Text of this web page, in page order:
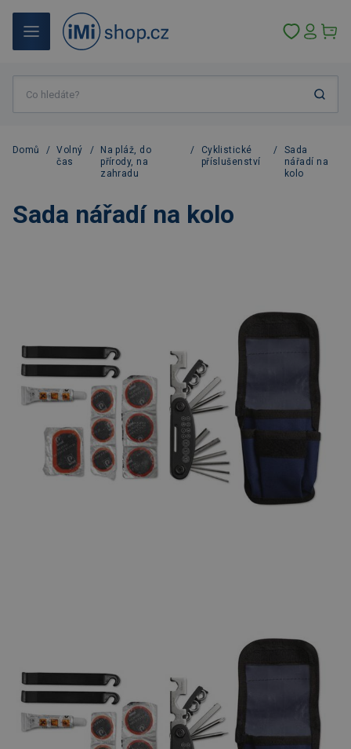
Domů /
Volný
čas
/
Na pláž, do
přírody, na
zahradu
/
Cyklistické
příslušenství
/
Sada
nářadí na
kolo
Sada nářadí na kolo